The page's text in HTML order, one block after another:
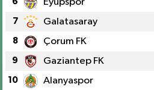
7 Galatasaray
8 Çorum FK
9 Gaziantep FK
10 Alanyaspor